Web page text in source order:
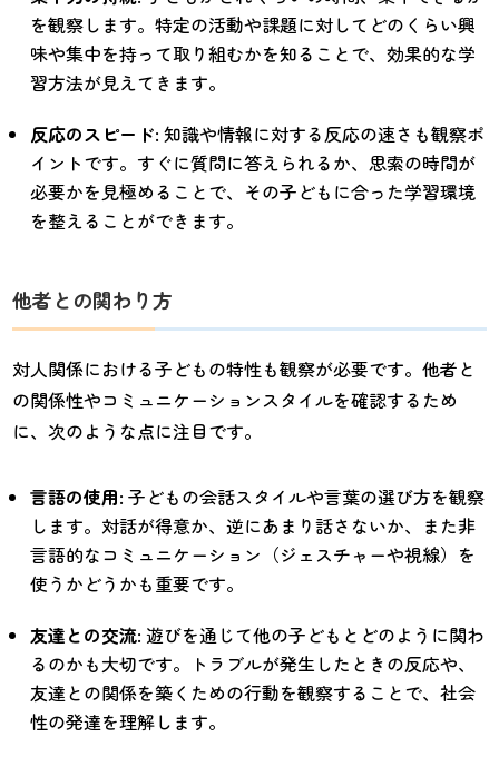
を観察します。特定の活動や課題に対してどのくらい興
味や集中を持って取り組むかを知ることで、効果的な学
習方法が見えてきます。
反応のスピード: 知識や情報に対する反応の速さも観察ポ
イントです。すぐに質問に答えられるか、思索の時間が
必要かを見極めることで、その子どもに合った学習環境
を整えることができます。
他者との関わり方
対人関係における子どもの特性も観察が必要です。他者と
の関係性やコミュニケーションスタイルを確認するため
に、次のような点に注目です。
言語の使用: 子どもの会話スタイルや言葉の選び方を観察
します。対話が得意か、逆にあまり話さないか、また非
言語的なコミュニケーション（ジェスチャーや視線）を
使うかどうかも重要です。
友達との交流: 遊びを通じて他の子どもとどのように関わ
るのかも大切です。トラブルが発生したときの反応や、
友達との関係を築くための行動を観察することで、社会
性の発達を理解します。